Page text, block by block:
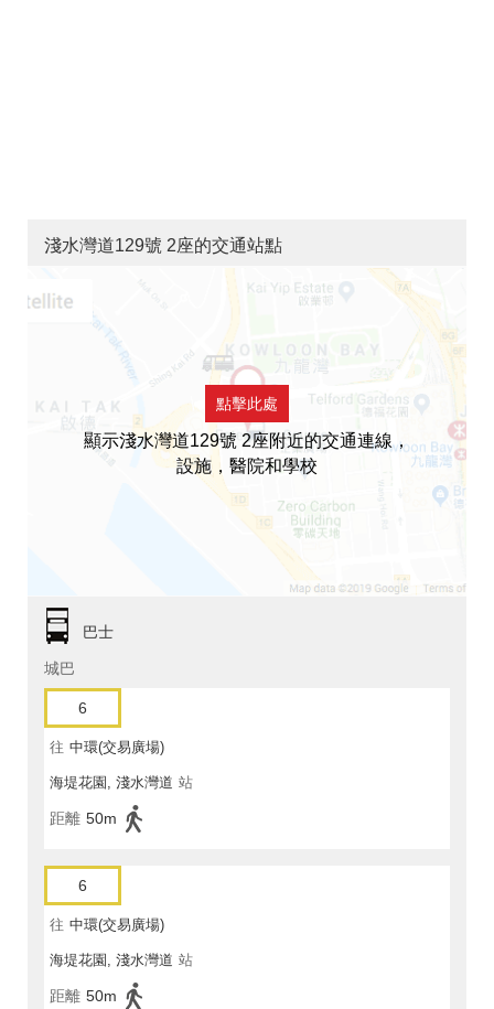
淺水灣道129號 2座的交通站點
點擊此處
顯示淺水灣道129號 2座附近的交通連線，
設施，醫院和學校
巴士
城巴
6
往 中環(交易廣場)
海堤花園, 淺水灣道 站
距離 50m
6
往 中環(交易廣場)
海堤花園, 淺水灣道 站
距離 50m